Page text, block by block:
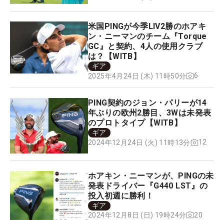
米国PINGが今季LIV2勝のホアキ
ン・ニーマンのチーム『Torque
GC』と契約、4人の使用クラブ
は？【WITB】
ギア
2025年4月24日 (木) 11時50分
6
PING契約のジョン・パリーが14
年ぶりの欧州2勝目、3Wは未発表
のプロトタイプ【WITB】
ギア
2024年12月24日 (火) 11時13分
12
ホアキン・ニーマンが、PINGの未
発表ドライバー『G440 LST』の
投入初週に勝利！
ギア
2024年12月8日 (日) 19時24分
20